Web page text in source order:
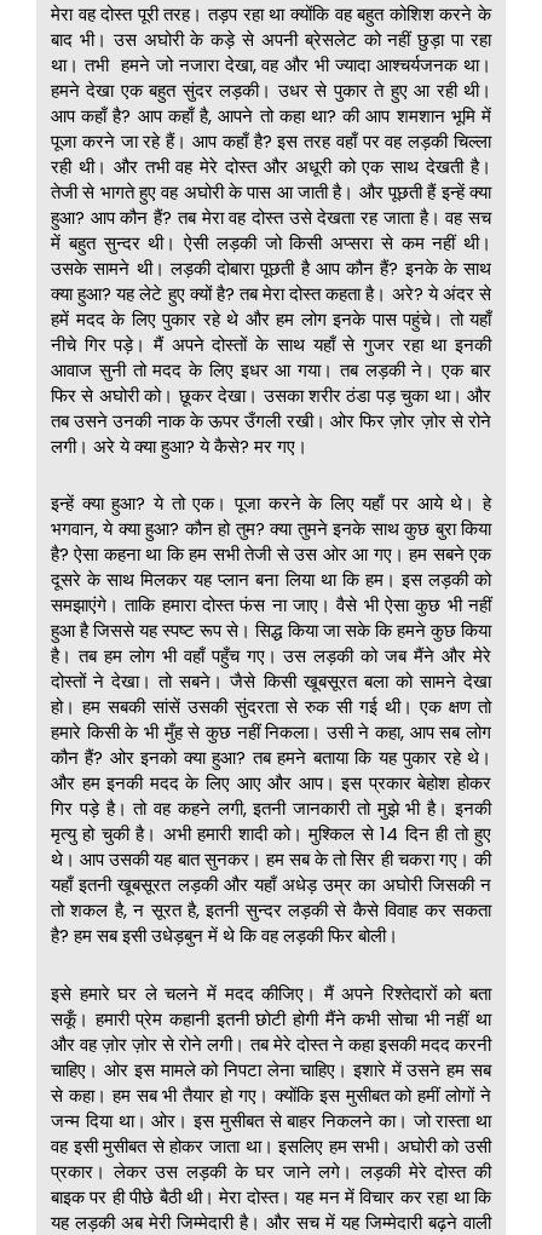
मेरा वह दोस्त पूरी तरह। तड़प रहा था क्योंकि वह बहुत कोशिश करने के
बाद भी। उस अघोरी के कड़े से अपनी ब्रेसलेट को नहीं छुड़ा पा रहा
था। तभी हमने जो नजारा देखा, वह और भी ज्यादा आश्चर्यजनक था।
हमने देखा एक बहुत सुंदर लड़की। उधर से पुकार ते हुए आ रही थी।
आप कहाँ है? आप कहाँ है, आपने तो कहा था? की आप शमशान भूमि में
पूजा करने जा रहे हैं। आप कहाँ है? इस तरह वहाँ पर वह लड़की चिल्ला
रही थी। और तभी वह मेरे दोस्त और अधूरी को एक साथ देखती है।
तेजी से भागते हुए वह अघोरी के पास आ जाती है। और पूछती हैं इन्हें क्या
हुआ? आप कौन हैं? तब मेरा वह दोस्त उसे देखता रह जाता है। वह सच
में बहुत सुन्दर थी। ऐसी लड़की जो किसी अप्सरा से कम नहीं थी।
उसके सामने थी। लड़की दोबारा पूछती है आप कौन हैं? इनके के साथ
क्या हुआ? यह लेटे हुए क्यों है? तब मेरा दोस्त कहता है। अरे? ये अंदर से
हमें मदद के लिए पुकार रहे थे और हम लोग इनके पास पहुंचे। तो यहाँ
नीचे गिर पड़े। मैं अपने दोस्तों के साथ यहाँ से गुजर रहा था इनकी
आवाज सुनी तो मदद के लिए इधर आ गया। तब लड़की ने। एक बार
फिर से अघोरी को। छूकर देखा। उसका शरीर ठंडा पड़ चुका था। और
तब उसने उनकी नाक के ऊपर उँगली रखी। ओर फिर ज़ोर ज़ोर से रोने
लगी। अरे ये क्या हुआ? ये कैसे? मर गए।
इन्हें क्या हुआ? ये तो एक। पूजा करने के लिए यहाँ पर आये थे। हे
भगवान, ये क्या हुआ? कौन हो तुम? क्या तुमने इनके साथ कुछ बुरा किया
है? ऐसा कहना था कि हम सभी तेजी से उस ओर आ गए। हम सबने एक
दूसरे के साथ मिलकर यह प्लान बना लिया था कि हम। इस लड़की को
समझाएंगे। ताकि हमारा दोस्त फंस ना जाए। वैसे भी ऐसा कुछ भी नहीं
हुआ है जिससे यह स्पष्ट रूप से। सिद्ध किया जा सके कि हमने कुछ किया
है। तब हम लोग भी वहाँ पहुँच गए। उस लड़की को जब मैंने और मेरे
दोस्तों ने देखा। तो सबने। जैसे किसी खूबसूरत बला को सामने देखा
हो। हम सबकी सांसें उसकी सुंदरता से रुक सी गई थी। एक क्षण तो
हमारे किसी के भी मुँह से कुछ नहीं निकला। उसी ने कहा, आप सब लोग
कौन हैं? ओर इनको क्या हुआ? तब हमने बताया कि यह पुकार रहे थे।
और हम इनकी मदद के लिए आए और आप। इस प्रकार बेहोश होकर
गिर पड़े है। तो वह कहने लगी, इतनी जानकारी तो मुझे भी है। इनकी
मृत्यु हो चुकी है। अभी हमारी शादी को। मुश्किल से 14 दिन ही तो हुए
थे। आप उसकी यह बात सुनकर। हम सब के तो सिर ही चकरा गए। की
यहाँ इतनी खूबसूरत लड़की और यहाँ अधेड़ उम्र का अघोरी जिसकी न
तो शकल है, न सूरत है, इतनी सुन्दर लड़की से कैसे विवाह कर सकता
है? हम सब इसी उधेड़बुन में थे कि वह लड़की फिर बोली।
इसे हमारे घर ले चलने में मदद कीजिए। मैं अपने रिश्तेदारों को बता
सकूँ। हमारी प्रेम कहानी इतनी छोटी होगी मैंने कभी सोचा भी नहीं था
और वह ज़ोर ज़ोर से रोने लगी। तब मेरे दोस्त ने कहा इसकी मदद करनी
चाहिए। ओर इस मामले को निपटा लेना चाहिए। इशारे में उसने हम सब
से कहा। हम सब भी तैयार हो गए। क्योंकि इस मुसीबत को हमीं लोगों ने
जन्म दिया था। ओर। इस मुसीबत से बाहर निकलने का। जो रास्ता था
वह इसी मुसीबत से होकर जाता था। इसलिए हम सभी। अघोरी को उसी
प्रकार। लेकर उस लड़की के घर जाने लगे। लड़की मेरे दोस्त की
बाइक पर ही पीछे बैठी थी। मेरा दोस्त। यह मन में विचार कर रहा था कि
यह लड़की अब मेरी जिम्मेदारी है। और सच में यह जिम्मेदारी बढ़ने वाली